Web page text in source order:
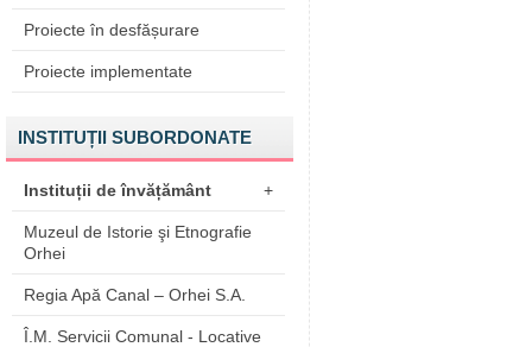
Proiecte în desfășurare
Proiecte implementate
INSTITUȚII SUBORDONATE
Instituții de învățământ +
Muzeul de Istorie şi Etnografie
Orhei
Regia Apă Canal – Orhei S.A.
Î.M. Servicii Comunal - Locative